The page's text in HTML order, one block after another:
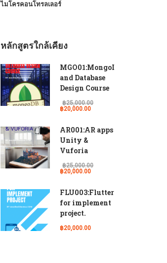
ไมโครคอนโทรลเลอร์
หลักสูตรใกล้เคียง
MGO01:MongoDB
and Database
Design Course
฿25,000.00
฿20,000.00
AR001:AR apps
Unity &
Vuforia
฿25,000.00
฿20,000.00
FLU003:Flutter
for implement
project.
฿20,000.00